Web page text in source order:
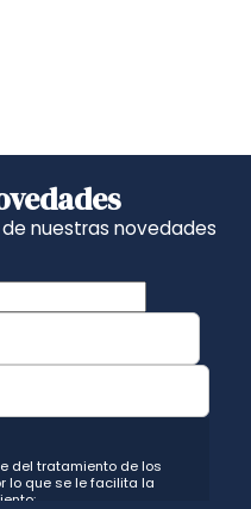
nuestras novedades
del tratamiento de los
lo que se le facilita la